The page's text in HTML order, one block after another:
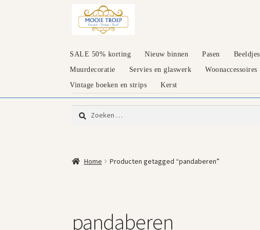
door
naar
SALE 50% korting Nieuw binnen Pasen Beeldjes
Muurdecoratie
Servies en glaswerk Woonaccessoires
Vintage boeken en strips
Kerst
Zoeken
naar:
Home Producten getagged “pandaberen”
pandaberen